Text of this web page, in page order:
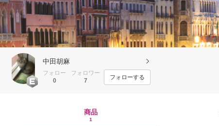
中田胡麻
フォロー
0
フォロワー
7
フォローする
商品
1